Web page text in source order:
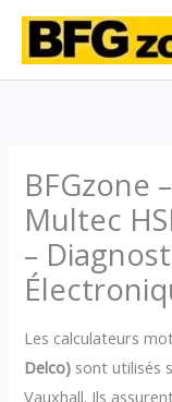
Aller
BFGzone
Multec
–
Les calculateurs
Delco) sont utilisés
Vauxhall. Ils